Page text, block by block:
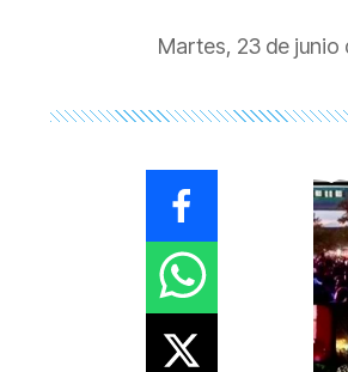
Martes, 23 de junio